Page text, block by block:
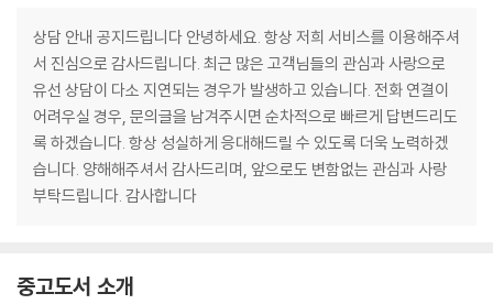
상담 안내 공지드립니다 안녕하세요. 항상 저희 서비스를 이용해주셔
서 진심으로 감사드립니다. 최근 많은 고객님들의 관심과 사랑으로
유선 상담이 다소 지연되는 경우가 발생하고 있습니다. 전화 연결이
어려우실 경우, 문의글을 남겨주시면 순차적으로 빠르게 답변드리도
록 하겠습니다. 항상 성실하게 응대해드릴 수 있도록 더욱 노력하겠
습니다. 양해해주셔서 감사드리며, 앞으로도 변함없는 관심과 사랑
부탁드립니다. 감사합니다
중고도서 소개